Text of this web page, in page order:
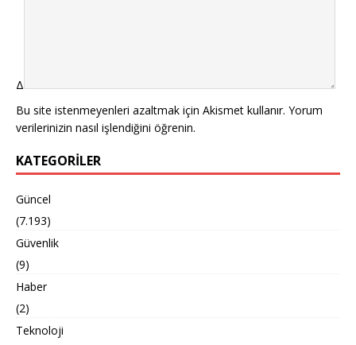
Δ
Bu site istenmeyenleri azaltmak için Akismet kullanır. Yorum
verilerinizin nasıl işlendiğini öğrenin.
KATEGORILER
Güncel
(7.193)
Güvenlik
(9)
Haber
(2)
Teknoloji